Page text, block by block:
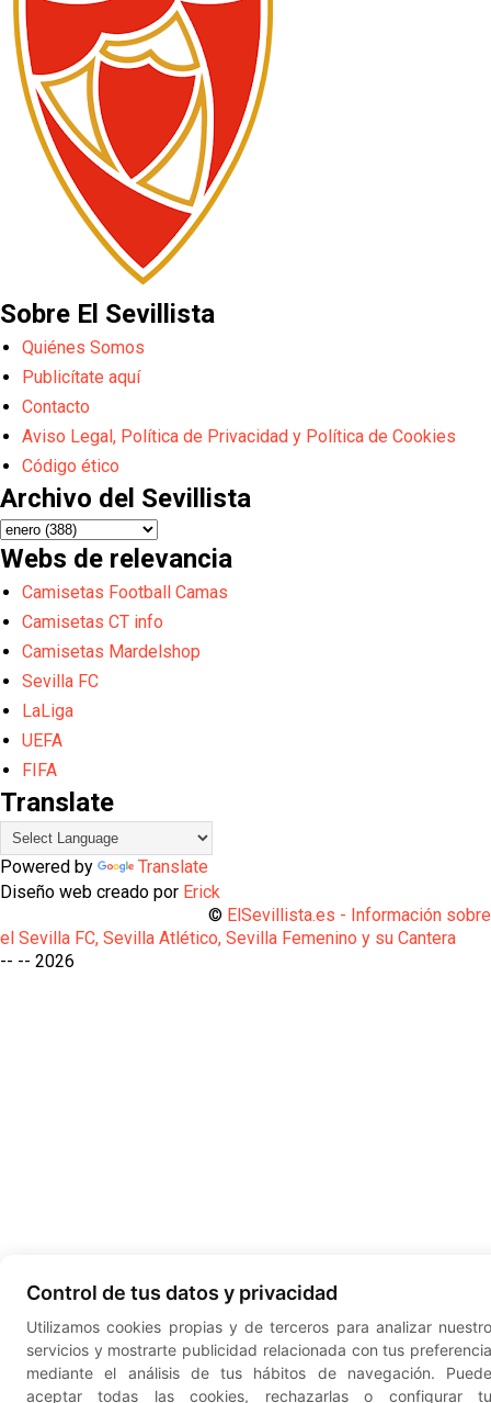
Sobre El Sevillista
Quiénes Somos
Publicítate aquí
Contacto
Aviso Legal, Política de Privacidad y Política de Cookies
Código ético
Archivo del Sevillista
Webs de relevancia
Camisetas Football Camas
Camisetas CT info
Camisetas Mardelshop
Sevilla FC
LaLiga
UEFA
FIFA
Translate
Powered by
Translate
Diseño web creado por Erick
© ElSevillista.es - Información sobre
el Sevilla FC, Sevilla Atlético, Sevilla Femenino y su Cantera
-- --
Control de tus datos y privacidad
Utilizamos cookies propias y de terceros para analizar
servicios y mostrarte publicidad relacionada con tus
mediante el análisis de tus hábitos de navegación.
aceptar todas las cookies, rechazarlas o configurar
2026